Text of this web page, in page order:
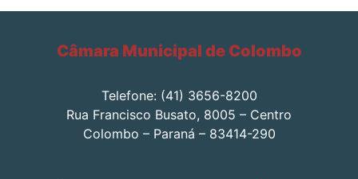
Câmara Municipal de Colombo
Telefone: (41) 3656-8200
Rua Francisco Busato, 8005 – Centro
Colombo – Paraná – 83414-290